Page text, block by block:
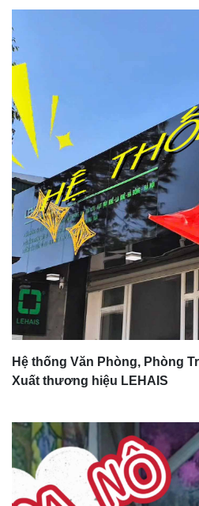
Hệ thống Văn Phòng, Phòng
Xuất thương hiệu LEHAIS